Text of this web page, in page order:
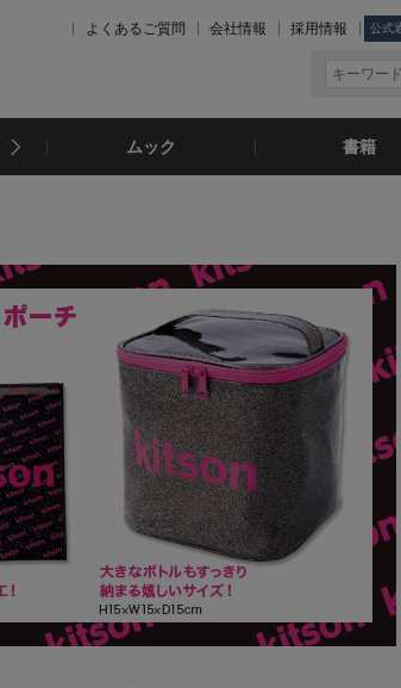
よくあるご質問 会社情報 採用情報 公式
ムック 書籍